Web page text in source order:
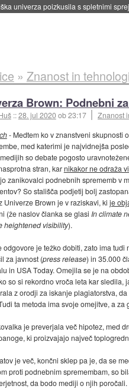
vesoljska agencija razvija svojo
» Znanost in
Brown: Podnebni
::28. jul 2020ob 23:17
Znanost
- Medtem ko v znanstveni skupnosti
med katerimi je najvidnejša
so debate pogosto
stran, karnikakor ne odraža
zanikovalci podnebnih sprememb v
So stališča podjetij bolj
Univerze Brown je v raziskavi, ki je
(že naslov članka se glasi In climate
heightened visibility).
odgovore je težko dobiti, zato ima
za javnost (press release) in 35.000
in USA Today. Omejila se je na
so si rekordno vroča leta kar
z orodji za iskanje plagiatorstva,
ta metoda ima svoje omejitve, a
je preverjala več hipotez, med
ki proizvajajo največ
je več, končni sklep pa je, da se
proti podnebnim spremembam, so
da bodo mediji o njih